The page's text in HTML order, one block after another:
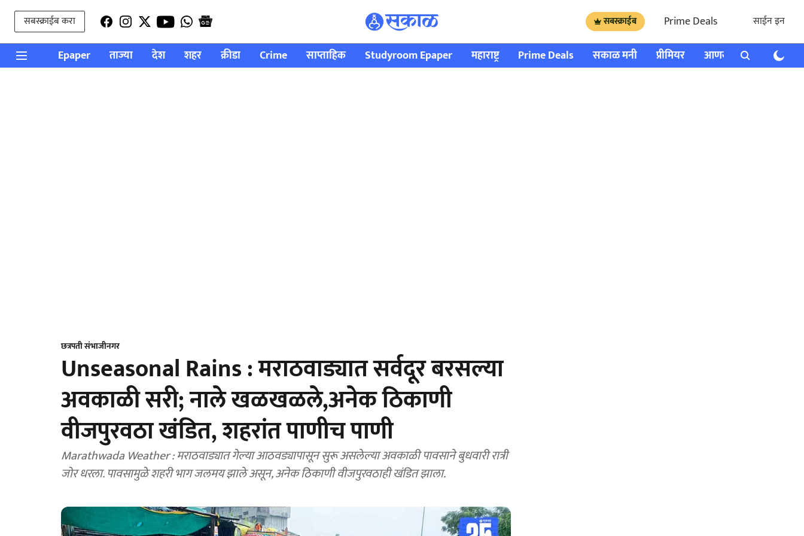
सबस्क्राईब करा सबस्क्राईब Prime Deals साईन इन
Epaper ताज्या देश शहर क्रीडा Crime साप्ताहिक Studyroom Epaper महाराष्ट्र Prime Deals सकाळ मनी प्रीमियर आणखी राशी भविष्य
छत्रपती संभाजीनगर
Unseasonal Rains : मराठवाड्यात सर्वदूर बरसल्या
अवकाळी सरी; नाले खळखळले,अनेक ठिकाणी
वीजपुरवठा खंडित, शहरांत पाणीच पाणी
Marathwada Weather : मराठवाड्यात गेल्या आठवड्यापासून सुरू असलेल्या अवकाळी पावसाने बुधवारी रात्री
जोर धरला. पावसामुळे शहरी भाग जलमय झाले असून, अनेक ठिकाणी वीजपुरवठाही खंडित झाला.